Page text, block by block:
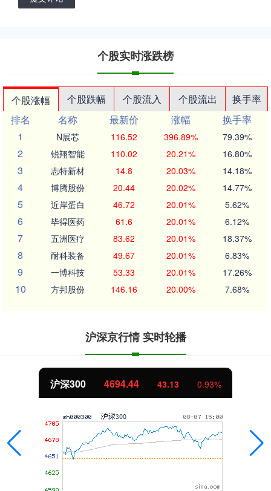
个股实时涨跌榜
个股涨幅 个股跌幅 个股流入 个股流出
换手率
排名
名称 最新价 涨幅
换手率
1
N展芯 116.52 396.89% 79.39%
2 锐翔智能 110.02 20.21% 16.80%
3 志特新材 14.8 20.03% 14.18%
4 博腾股份 20.44 20.02% 14.77%
5 近岸蛋白 46.72 20.01% 5.62%
6 毕得医药 61.6 20.01% 6.12%
7 五洲医疗 83.62 20.01% 18.37%
8 耐科装备 49.67 20.01% 6.83%
9 一博科技 53.33 20.01% 17.26%
10 方邦股份 146.16 20.00% 7.68%
沪深京行情 实时轮播
沪深300 4694.44 43.13 0.93%